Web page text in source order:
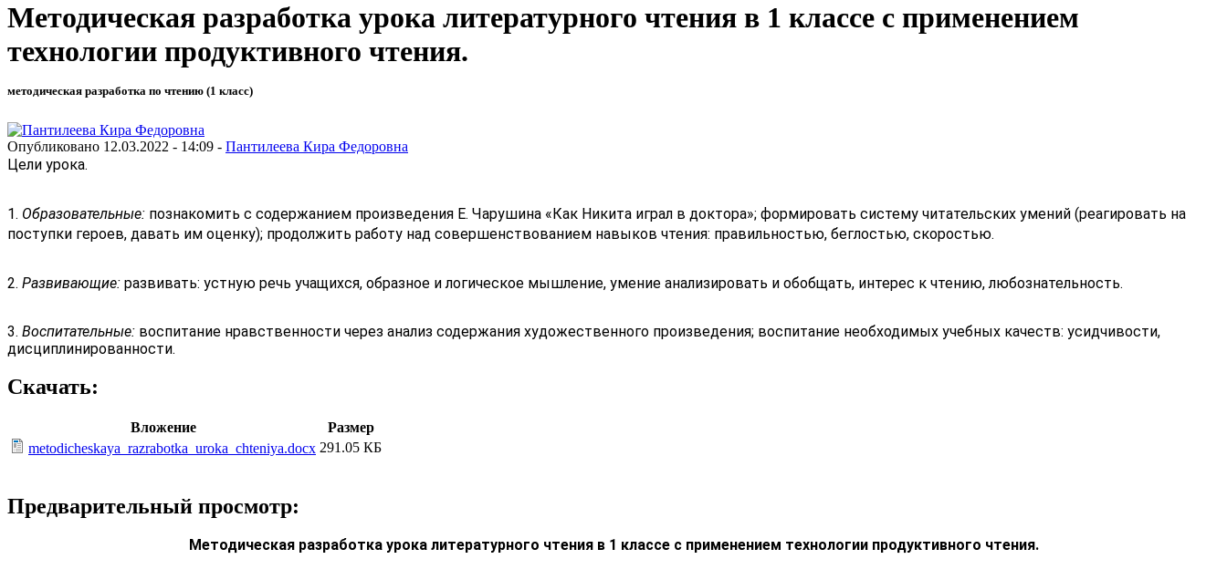
Методическая разработка урока литературного чтения в 1 классе с применением
технологии продуктивного чтения.
методическая разработка по чтению (1 класс)
Опубликовано 12.03.2022 - 14:09 - Пантилеева Кира Федоровна
Цели урока.
1. Образовательные: познакомить с содержанием произведения Е. Чарушина «Как Никита играл в доктора»; формировать систему читательских умений (реагировать на
поступки героев, давать им оценку); продолжить работу над совершенствованием навыков чтения: правильностью, беглостью, скоростью.
2. Развивающие: развивать: устную речь учащихся, образное и логическое мышление, умение анализировать и обобщать, интерес к чтению, любознательность.
3. Воспитательные: воспитание нравственности через анализ содержания художественного произведения; воспитание необходимых учебных качеств: усидчивости,
дисциплинированности.
Скачать:
Вложение
Размер
metodicheskaya_razrabotka_uroka_chteniya.docx 291.05 КБ
Предварительный просмотр:
Методическая разработка урока литературного чтения в 1 классе с применением технологии продуктивного чтения.